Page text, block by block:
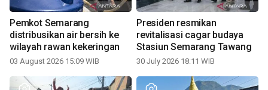
Pemkot Semarang
distribusikan air bersih ke
wilayah rawan kekeringan
03 August 2026 15:09 WIB
Presiden resmikan
revitalisasi cagar budaya
Stasiun Semarang Tawang
30 July 2026 18:11 WIB